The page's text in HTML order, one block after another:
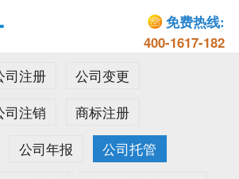
免费热线:
400-1617-182
司注册
公司变更
司注销
商标注册
公司年报
公司托管